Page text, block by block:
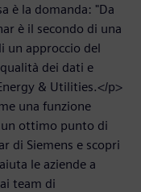
è la domanda: "Da
è il secondo di una
un approccio del
dei dati e
& Utilities.</p>
una funzione
ottimo punto di
di Siemens e scopri
le aziende a
team di